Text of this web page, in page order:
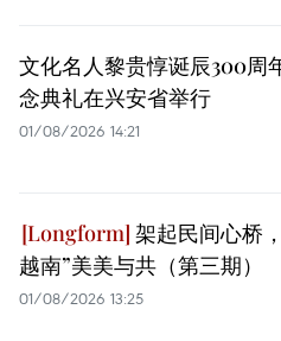
文化名人黎贵惇诞辰300周
念典礼在兴安省举行
01/08/2026 14:21
架起民间心桥
越南”美美与共（第三期）
01/08/2026 13:25